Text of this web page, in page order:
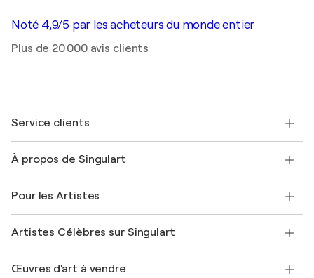
Noté 4,9/5 par les acheteurs du monde entier
Plus de 20 000 avis clients
Service clients
Expédition
Offrir une carte cadeau
Rejoignez notre programme commercial
Mon compte
+33 1 76 44 06 42
À propos de Singulart
FAQ
Magazine Singulart
Emplois
Découvrez une sélection d'art original
Pour les Artistes
Se connecter en tant qu'Artiste
Artistes Célèbres sur Singulart
Marc Chagall
Œuvres d'art à vendre